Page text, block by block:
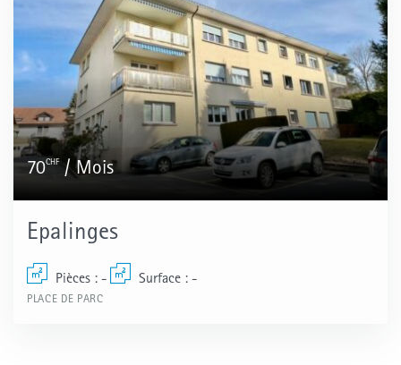
70CHF / Mois
Epalinges
Pièces : - Surface : -
PLACE DE PARC